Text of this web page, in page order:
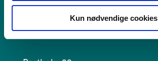
Kun nødvendige cookies
Kontakt